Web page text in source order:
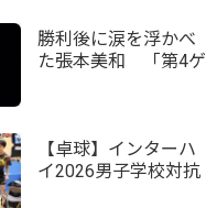
ャンピオンズ横浜
2026＞
勝利後に涙を浮かべ
た張本美和 「第4ゲ
横浜2026＞
【卓球】インターハ
イ2026男子学校対抗